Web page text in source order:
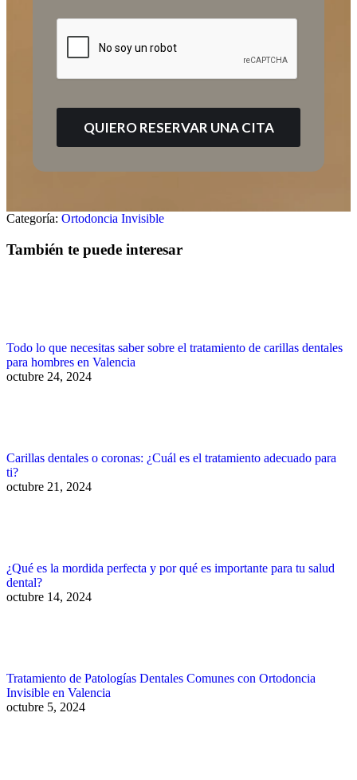
Categoría: Ortodoncia Invisible
También te puede interesar
Todo lo que necesitas saber sobre el tratamiento de carillas dentales
para hombres en Valencia
octubre 24, 2024
Carillas dentales o coronas: ¿Cuál es el tratamiento adecuado para
ti?
octubre 21, 2024
¿Qué es la mordida perfecta y por qué es importante para tu salud
dental?
octubre 14, 2024
Tratamiento de Patologías Dentales Comunes con Ortodoncia
Invisible en Valencia
octubre 5, 2024